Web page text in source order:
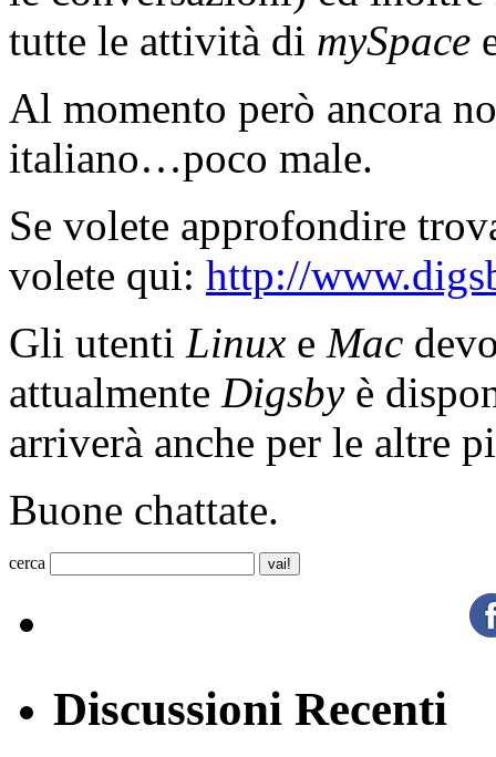
tutte le attività di mySpace
Al momento però ancora
italiano…poco male.
Se volete approfondire
volete qui: http://
Gli utenti Linux e Mac
attualmente Digsbyè
arriverà anche per le altre
Buone chattate.
cerca
Discussioni Recenti